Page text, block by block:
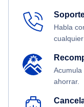
Habla
Acumula
ahorrar.